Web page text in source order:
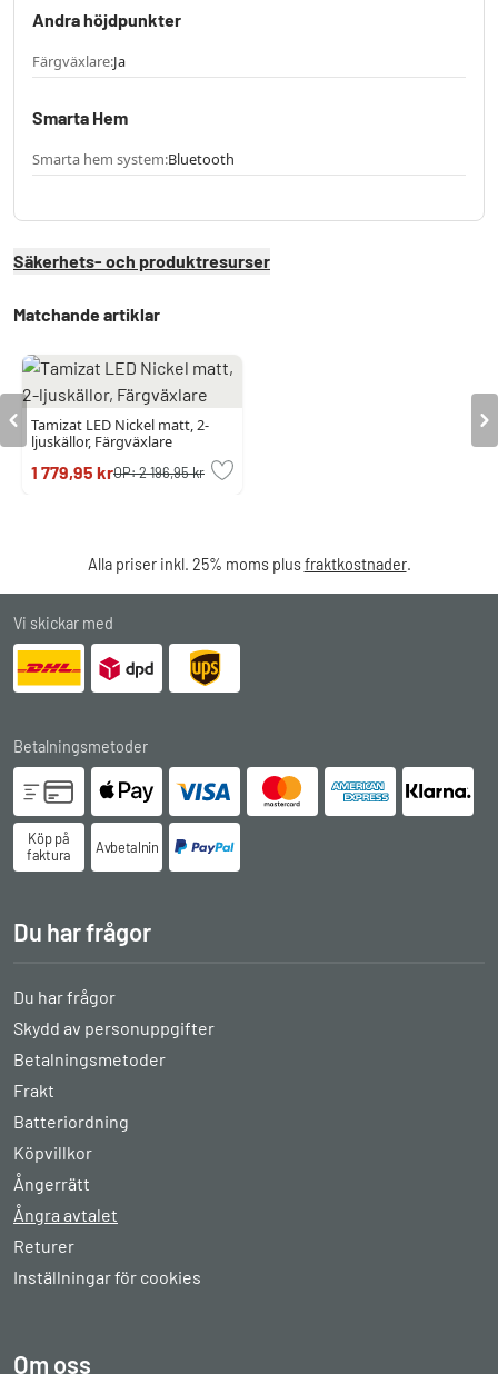
Andra höjdpunkter
Färgväxlare:Ja
Smarta Hem
Smarta hem system:Bluetooth
Säkerhets- och produktresurser
Matchande artiklar
Tamizat LED Nickel matt, 2-
ljuskällor, Färgväxlare
1 779,95 krOP:2 196,95 kr
Alla priser inkl. 25% moms plusfraktkostnader.
Vi skickar med
Betalningsmetoder
Köp på
faktura
Avbetalningsköp
Du har frågor
Du har frågor
Skydd av personuppgifter
Betalningsmetoder
Frakt
Batteriordning
Köpvillkor
Ångerrätt
Ångra avtalet
Returer
Inställningar för cookies
Om oss